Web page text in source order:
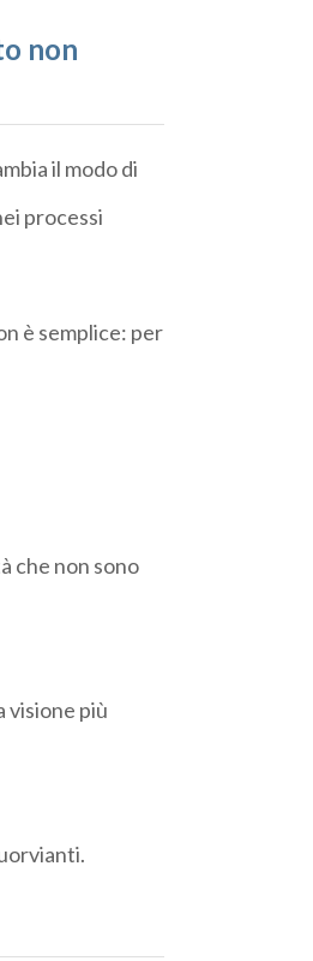
non
il modo di
processi
è semplice: per
che non sono
visione più